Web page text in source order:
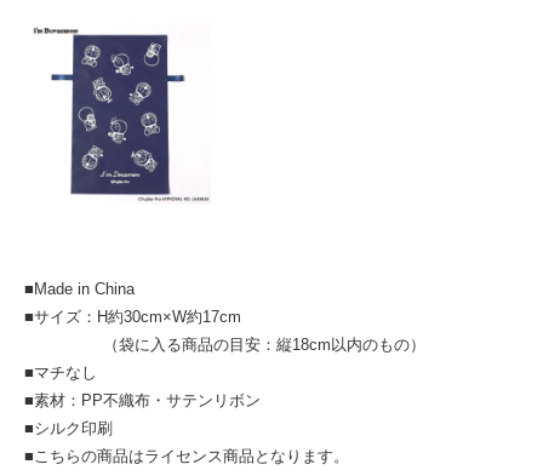
■Made in China
■サイズ：H約30cm×W約17cm
（袋に入る商品の目安：縦18cm以内のもの）
■マチなし
■素材：PP不織布・サテンリボン
■シルク印刷
■こちらの商品はライセンス商品となります。